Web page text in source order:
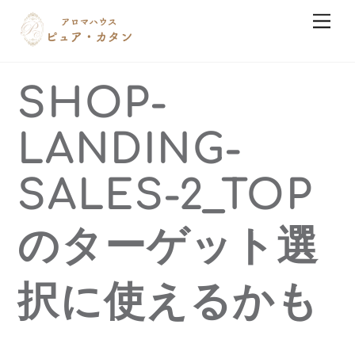
content
SHOP-
LANDING-
SALES-2_TOP
のターゲット選
択に使えるかも